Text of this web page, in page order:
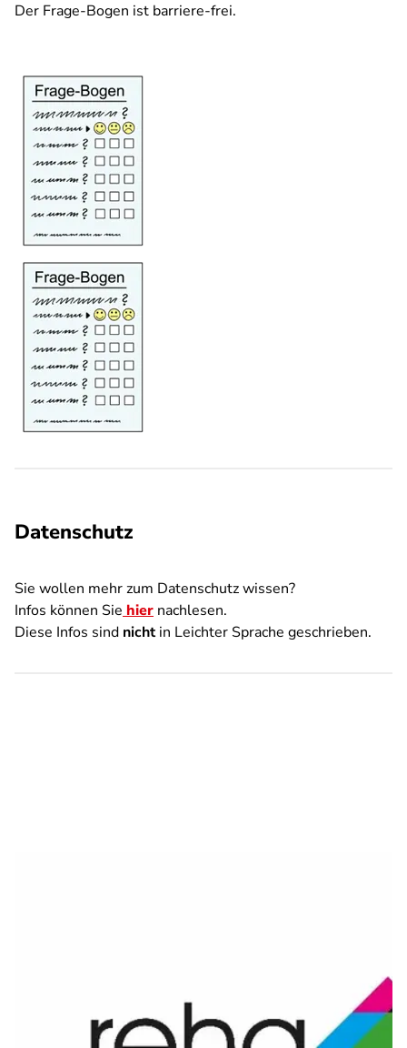
Der Frage-Bogen ist barriere-frei.
Datenschutz
Sie wollen mehr zum Datenschutz wissen?
Infos können Sie hier nachlesen.
Diese Infos sind nichtin Leichter Sprache geschrieben.